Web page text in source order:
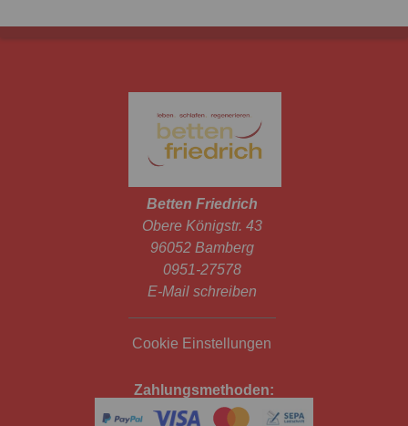
Betten Friedrich
Obere Königstr. 43
96052 Bamberg
0951-27578
E-Mail schreiben
Cookie Einstellungen
Zahlungsmethoden: